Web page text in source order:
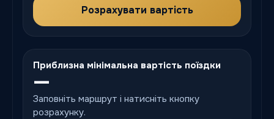
Розрахувати вартість
Приблизна мінімальна вартість поїздки
—
Заповніть маршрут і натисніть кнопку
розрахунку.